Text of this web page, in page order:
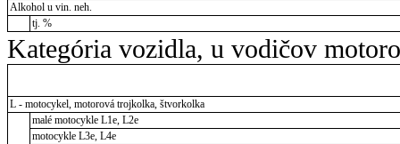
Alkohol u vin. neh.
tj. %
Kategória vozidla, u vodičov
L - motocykel, motorová trojkolka, štvorkolka
malé motocykle L1e, L2e
motocykle L3e, L4e